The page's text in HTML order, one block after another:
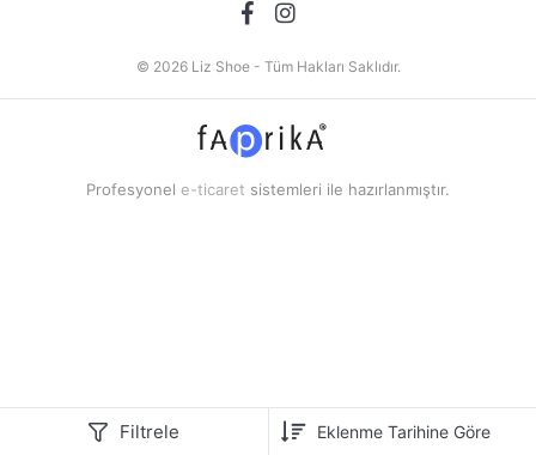
Filtrele
© 2026 Liz Shoe - Tüm Hakları Saklıdır.
Profesyonel e-ticaret sistemleri ile hazırlanmıştır.